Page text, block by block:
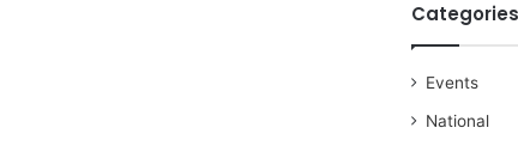
Categories
Events
National